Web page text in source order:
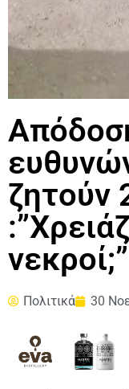
ζητούν
νεκροί;”
Πολιτικά 30